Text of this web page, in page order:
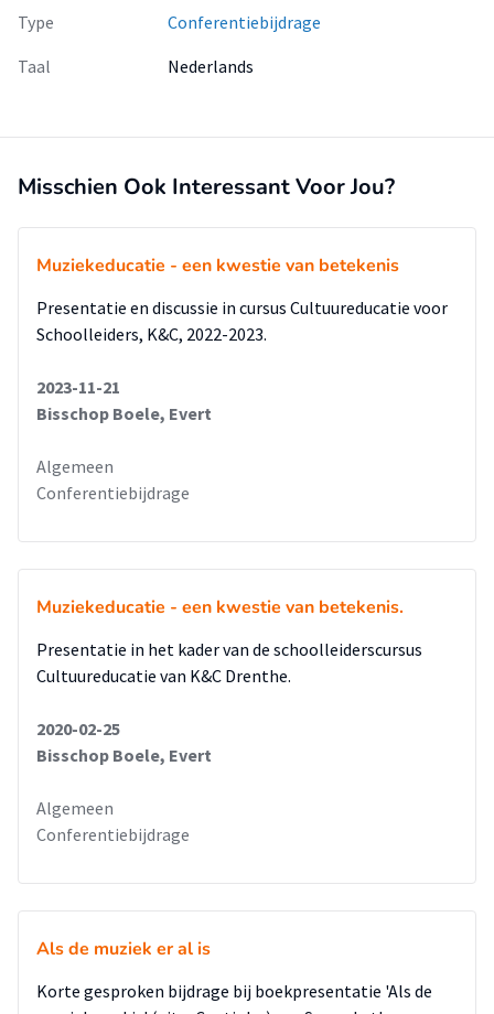
Type
Conferentiebijdrage
Taal
Nederlands
Misschien Ook Interessant Voor Jou?
Muziekeducatie - een kwestie van betekenis
Presentatie en discussie in cursus Cultuureducatie voor
Schoolleiders, K&C, 2022-2023.
2023-11-21
Bisschop Boele, Evert
Algemeen
Conferentiebijdrage
Muziekeducatie - een kwestie van betekenis.
Presentatie in het kader van de schoolleiderscursus
Cultuureducatie van K&C Drenthe.
2020-02-25
Bisschop Boele, Evert
Algemeen
Conferentiebijdrage
Als de muziek er al is
Korte gesproken bijdrage bij boekpresentatie 'Als de